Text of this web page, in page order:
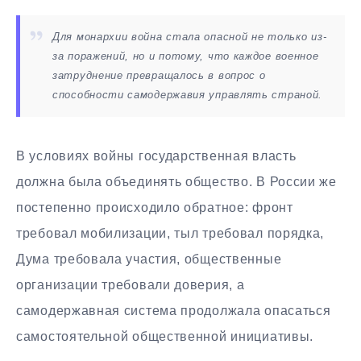
Для монархии война стала опасной не только из-
за поражений, но и потому, что каждое военное
затруднение превращалось в вопрос о
способности самодержавия управлять страной.
В условиях войны государственная власть
должна была объединять общество. В России же
постепенно происходило обратное: фронт
требовал мобилизации, тыл требовал порядка,
Дума требовала участия, общественные
организации требовали доверия, а
самодержавная система продолжала опасаться
самостоятельной общественной инициативы.